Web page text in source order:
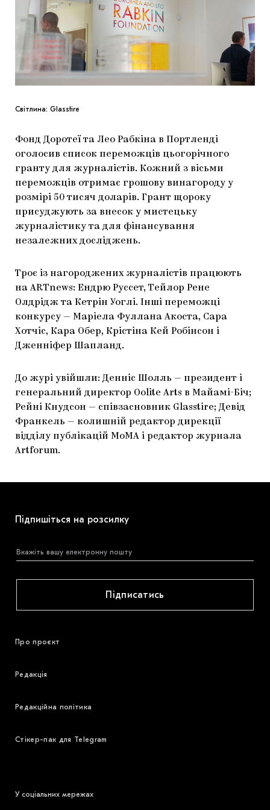
ГАЛЕРЕЇ
АРТЦЕНТРИ
КНИЖКИ І ЖУРНАЛИ
ЯК ПІДТРИМУВАТИ УКРАЇНСЬКЕ МИСТЕЦТВО
МАРІУПОЛЬСЬКІ МАРГІНАЛІЇ
CARPATHIAN CULT ПРО РІЗДВЯНІ СВЯТА
Світлина: Glasstire
Фонд Доротеї та Лео Рабкіна в Портленді
оголосив список переможців цьогорічного
гранту для журналістів. Кожний з вісьми
переможців отримає грошову винагороду у
розмірі 50 тисяч доларів. Грант щороку
присуджують за внесок у мистецьку
журналістику та для фінансування
незалежних досліджень.
Троє із нагороджених журналістів працюють
на ARTnews: Ендрю Руссет, Тейлор Рене
Олдрідж та Кетрін Уоглі. Інші переможці
конкурсу — Маріела Фуллана Акоста, Сара
Хотчіс, Кара Обер, Крістіна Кей Робінсон і
Дженніфер Шапланд.
До журі увійшли: Денніс Шолль — президент і
генеральний директор Oolite Arts в Майамі-Біч;
Рейні Кнудсон — співзасновник Glasstire; Девід
Франкель — колишній редактор дирекції
відділу публікацій МоМА і редактор журнала
Artforum.
Підпишіться на розсилку
Підписатись
Про проєкт
Редакція
Редакційна політика
Стікер-пак для Telegram
У соціальних мережах